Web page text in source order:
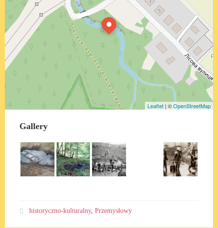
Leaflet | ©OpenStreetMap
Gallery
historyczno-kulturalny, Przemysłowy